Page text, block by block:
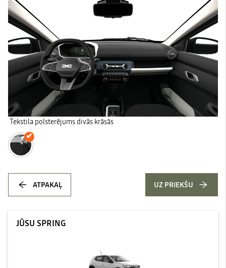
Tekstila polsterējums divās krāsās
ATPAKAĻ UZ PRIEKŠU
JŪSU SPRING